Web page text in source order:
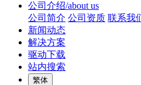
公司介绍/about us
公司简介 公司资质 联系我
新闻动态
解决方案
驱动下载
站内搜索
繁体